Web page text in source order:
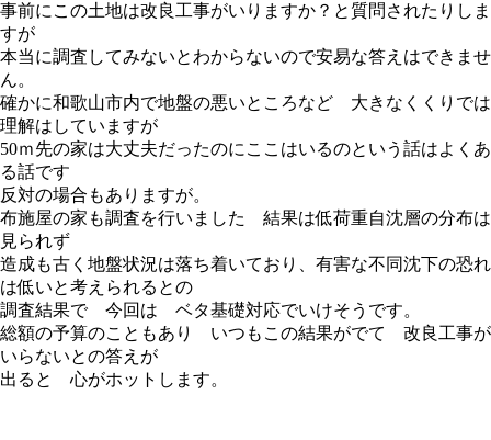
事前にこの土地は改良工事がいりますか？と質問されたりしま
すが
本当に調査してみないとわからないので安易な答えはできませ
ん。
確かに和歌山市内で地盤の悪いところなど 大きなくくりでは
理解はしていますが
50ｍ先の家は大丈夫だったのにここはいるのという話はよくあ
る話です
反対の場合もありますが。
布施屋の家も調査を行いました 結果は低荷重自沈層の分布は
見られず
造成も古く地盤状況は落ち着いており、有害な不同沈下の恐れ
は低いと考えられるとの
調査結果で 今回は ベタ基礎対応でいけそうです。
総額の予算のこともあり いつもこの結果がでて 改良工事が
いらないとの答えが
出ると 心がホットします。